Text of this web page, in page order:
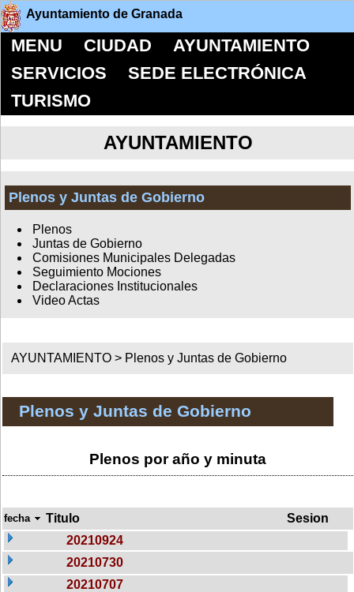
Ayuntamiento de Granada
MENU CIUDAD
AYUNTAMIENTO
SERVICIOS
SEDE ELECTRÓNICA
TURISMO
AYUNTAMIENTO
Plenos y Juntas de Gobierno
Plenos
Juntas de Gobierno
Comisiones Municipales Delegadas
Seguimiento Mociones
Declaraciones Institucionales
Video Actas
AYUNTAMIENTO > Plenos y Juntas de Gobierno
Plenos y Juntas de Gobierno
Plenos por año y minuta
fecha Titulo
Sesion
20210924
20210730
20210707